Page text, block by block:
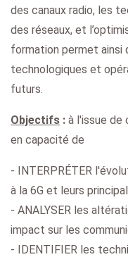
des canaux radio, les
des réseaux, et
formation permet ainsi
technologiques et
futurs.
Objectifs : à l'issue
en capacité de
- INTERPRÉTER
à la 6G et leurs
- ANALYSER les
impact sur les
- IDENTIFIER les